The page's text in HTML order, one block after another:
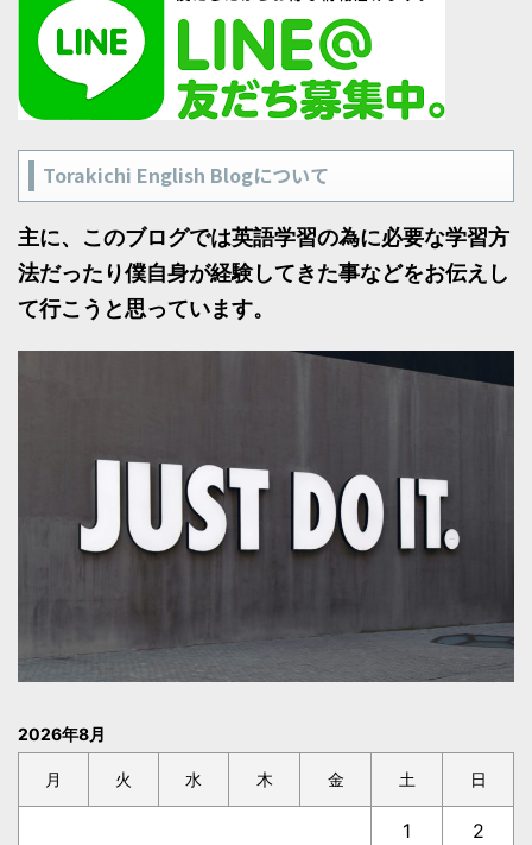
Torakichi English Blogについて
主に、このブログでは英語学習の為に必要な学習方
法だったり僕自身が経験してきた事などをお伝えし
て行こうと思っています。
2026年8月
月 火 水 木 金 土 日
1 2